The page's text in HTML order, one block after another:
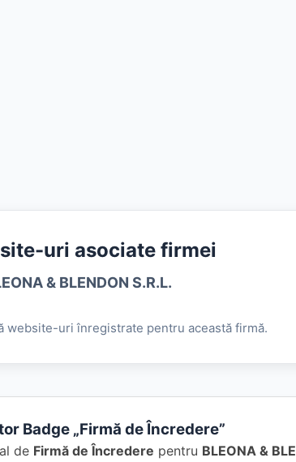
uri asociate firmei
& BLENDON S.R.L.
website-uri înregistrate pentru această firmă.
Badge „Firmă de Încredere”
de Firmă de Încredere pentru BLEONA &